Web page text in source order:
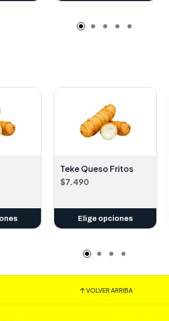
Teke Queso Fritos
$7.490
Elige opciones
VOLVER ARRIBA